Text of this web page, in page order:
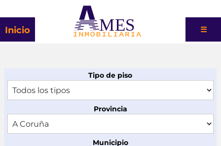
MES
Inicio ☰
Tipo de piso
Provincia
Municipio